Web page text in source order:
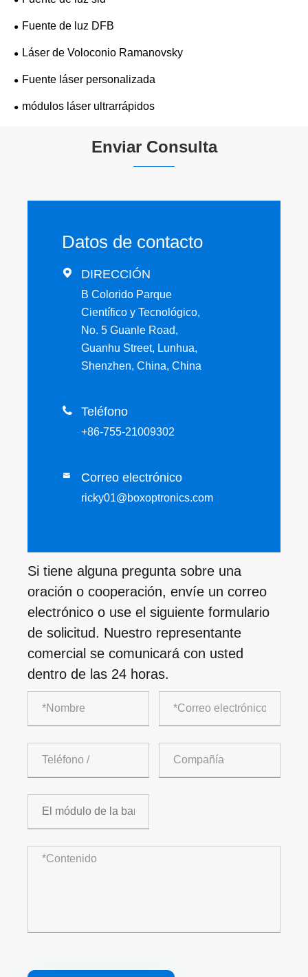
Fuente de luz DFB
Láser de Voloconio Ramanovsky
Fuente láser personalizada
módulos láser ultrarrápidos
Enviar Consulta
Datos de contacto
 DIRECCIÓN
B Colorido Parque
Científico y Tecnológico,
No. 5 Guanle Road,
Guanhu Street, Lunhua,
Shenzhen, China, China
 Teléfono
+86-755-21009302
 Correo electrónico
ricky01@boxoptronics.com
Si tiene alguna pregunta sobre una
oración o cooperación, envíe un correo
electrónico o use el siguiente formulario
de solicitud. Nuestro representante
comercial se comunicará con usted
dentro de las 24 horas.